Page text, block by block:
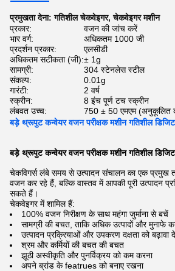
प्रमुखता देना:गतिशील चेकवेइगर,चेकवेइगर मशीन
प्रकार:
वजन की जांच करें
भार वर्ग:
अधिकतम 1000 जी
प्रदर्शन प्रकार:
एलसीडी
अधिकतम सटीकता (जी):± 1g
सामग्री:
304 स्टेनलेस स्टील
संकल्प:
0.01g
गारंटी:
2 वर्ष
स्क्रीन:
8 इंच पूर्ण टच स्क्रीन
लंबवत उच्च:
750 ± 50 एमएम (अनुकूलित
बड़े थ्रूपुट कन्वेयर वजन परीक्षक मशीन गतिशील
बड़े थ्रूपुट कन्वेयर वजन परीक्षक मशीन गतिशील
चेकविगर्स लंबे समय से उत्पादन संचालन का एक प्रमुख
वजन कर रहे हैं, बल्कि वास्तव में आपकी पूरी उत्पादन
सकते हैं।
चेकवेइगर में शामिल हैं:
100% वजन निरीक्षण के साथ महंगा जुर्माना से बचें
सामग्री की बचत, ताकि अधिक उत्पादों और मुनाफे
उत्पादन प्रक्रियाओं और उपकरण दक्षता को बढ़ावा
श्रम और कर्मियों की बचत की बचत
झूठी अस्वीकृति और पुनर्विक्रय को कम करना
अपने ब्रांड के featrues को बनाए रखना